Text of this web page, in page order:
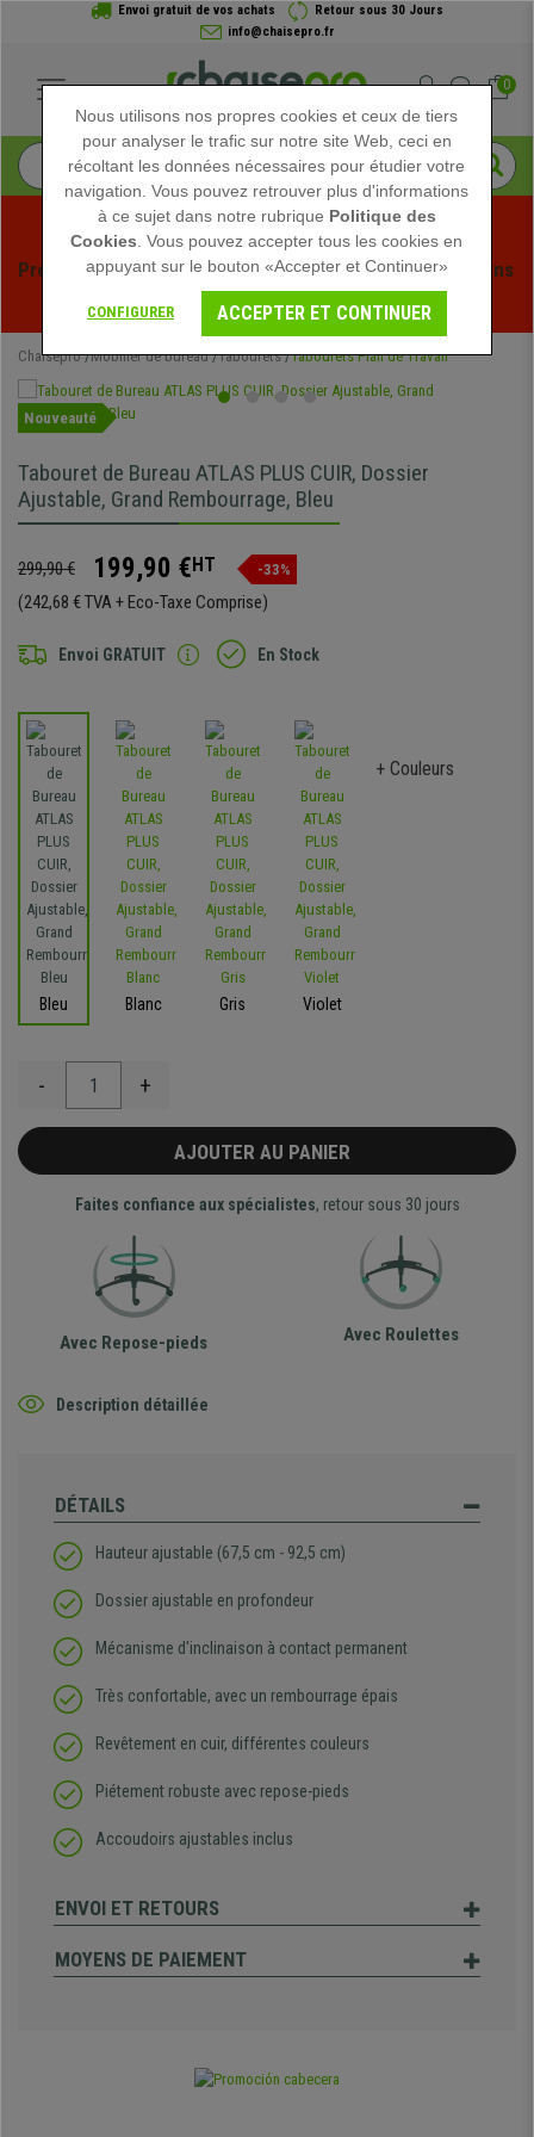
Envoi gratuit de vos achats
Retour sous 30 Jours
info@chaisepro.fr
0
Profitez des soldes d'été chez Chaisepro ! Des réductions
exclusives pour une durée limitée - Voir l'offre
Chaisepro Mobilier de bureau Tabourets Tabourets Plan de Travail
Nouveauté
Tabouret de Bureau ATLAS PLUS CUIR, Dossier
Ajustable, Grand Rembourrage, Bleu
299,90 € 199,90 €HT -33%
(242,68 € TVA + Eco-Taxe Comprise)
Envoi GRATUIT En Stock
Bleu Blanc Gris Violet
+ Couleurs
- +
AJOUTER AU PANIER
Faites confiance aux spécialistes, retour sous 30 jours
Avec Repose-pieds Avec Roulettes
Description détaillée
DÉTAILS
Hauteur ajustable (67,5 cm - 92,5 cm)
Dossier ajustable en profondeur
Mécanisme d'inclinaison à contact permanent
Très confortable, avec un rembourrage épais
Revêtement en cuir, différentes couleurs
Piétement robuste avec repose-pieds
Accoudoirs ajustables inclus
ENVOI ET RETOURS
MOYENS DE PAIEMENT
Nous utilisons nos propres cookies et ceux de tiers
pour analyser le trafic sur notre site Web, ceci en
récoltant les données nécessaires pour étudier votre
navigation. Vous pouvez retrouver plus d'informations
à ce sujet dans notre rubrique Politique des
Cookies . Vous pouvez accepter tous les cookies en
appuyant sur le bouton «Accepter et Continuer»
CONFIGURER ACCEPTER ET CONTINUER